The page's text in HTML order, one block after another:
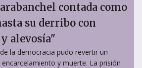
contada como
su derribo con
alevosía"
la democracia pudo revertir un
y muerte. La prisión